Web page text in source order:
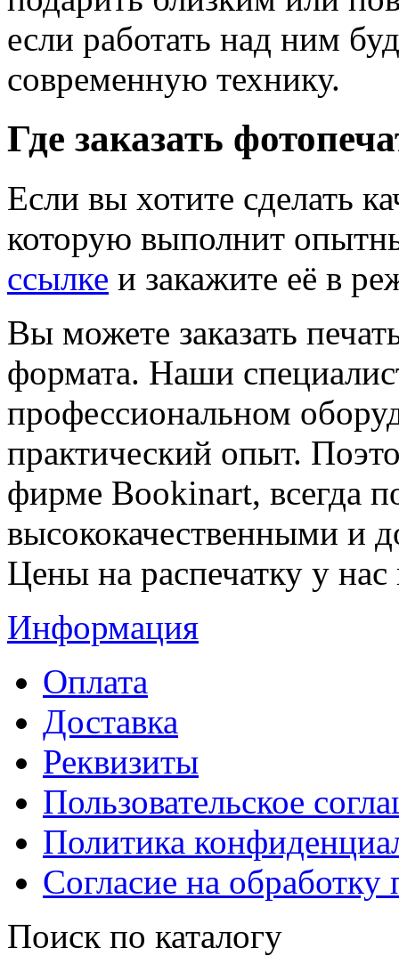
если работать над ним
современную технику.
Где заказать
Если вы хотите сделать
которую выполнит
ссылке и закажите её в
Вы можете заказать
формата. Наши
профессиональном
практический опыт.
фирме Bookinart, всегда
высококачественными и
Цены на распечатку у
Информация
Оплата
Доставка
Реквизиты
Пользовательское
Политика
Согласие на
Поиск по каталогу